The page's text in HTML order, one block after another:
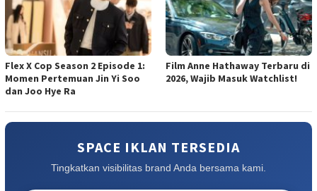
Flex X Cop Season 2 Episode 1:
Momen Pertemuan Jin Yi Soo
dan Joo Hye Ra
Film Anne Hathaway Terbaru di
2026, Wajib Masuk Watchlist!
SPACE IKLAN TERSEDIA
Tingkatkan visibilitas brand Anda bersama kami.